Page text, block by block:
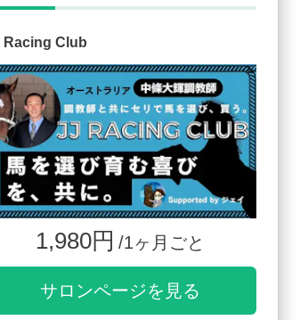
Racing Club
1,980円 /1ヶ月ごと
サロンページを見る